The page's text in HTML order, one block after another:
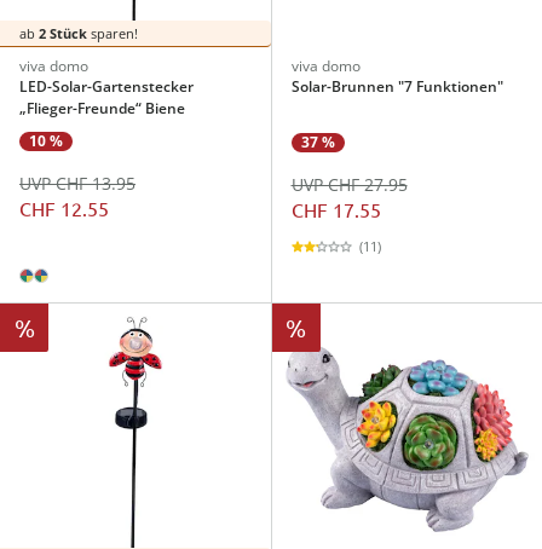
ab 2 Stück sparen!
viva domo
LED-Solar-Gartenstecker
„Flieger-Freunde“ Biene
10 %
CHF 12.55
UVP CHF 13.95
viva domo
Solar-Brunnen "7 Funktionen"
37 %
CHF 17.55
UVP CHF 27.95
(11)
% %